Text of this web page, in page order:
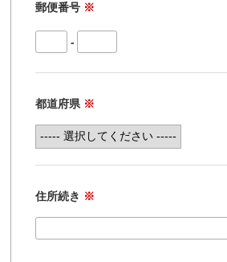
郵便番号 ※
-
都道府県 ※
住所続き ※